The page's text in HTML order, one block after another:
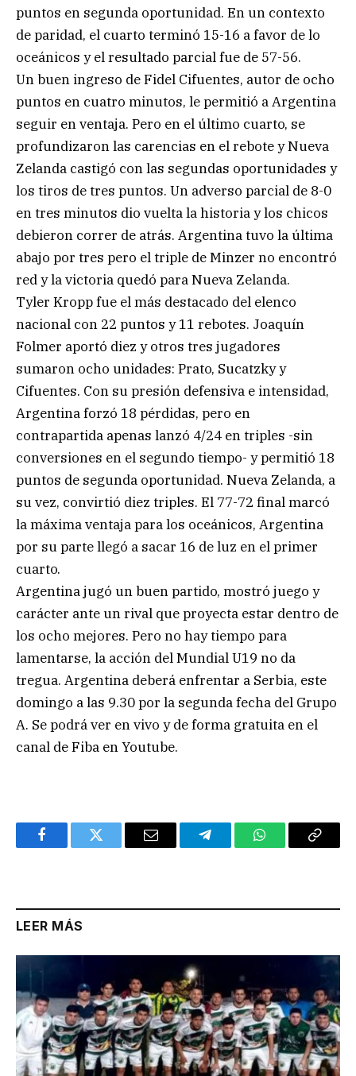
puntos en segunda oportunidad. En un contexto
de paridad, el cuarto terminó 15-16 a favor de lo
oceánicos y el resultado parcial fue de 57-56.
Un buen ingreso de Fidel Cifuentes, autor de ocho
puntos en cuatro minutos, le permitió a Argentina
seguir en ventaja. Pero en el último cuarto, se
profundizaron las carencias en el rebote y Nueva
Zelanda castigó con las segundas oportunidades y
los tiros de tres puntos. Un adverso parcial de 8-0
en tres minutos dio vuelta la historia y los chicos
debieron correr de atrás. Argentina tuvo la última
abajo por tres pero el triple de Minzer no encontró
red y la victoria quedó para Nueva Zelanda.
Tyler Kropp fue el más destacado del elenco
nacional con 22 puntos y 11 rebotes. Joaquín
Folmer aportó diez y otros tres jugadores
sumaron ocho unidades: Prato, Sucatzky y
Cifuentes. Con su presión defensiva e intensidad,
Argentina forzó 18 pérdidas, pero en
contrapartida apenas lanzó 4/24 en triples -sin
conversiones en el segundo tiempo- y permitió 18
puntos de segunda oportunidad. Nueva Zelanda, a
su vez, convirtió diez triples. El 77-72 final marcó
la máxima ventaja para los oceánicos, Argentina
por su parte llegó a sacar 16 de luz en el primer
cuarto.
Argentina jugó un buen partido, mostró juego y
carácter ante un rival que proyecta estar dentro de
los ocho mejores. Pero no hay tiempo para
lamentarse, la acción del Mundial U19 no da
tregua. Argentina deberá enfrentar a Serbia, este
domingo a las 9.30 por la segunda fecha del Grupo
A. Se podrá ver en vivo y de forma gratuita en el
canal de Fiba en Youtube.
FacebookTwitter Email TelegramWhatsAppCopy
LEER MÁS